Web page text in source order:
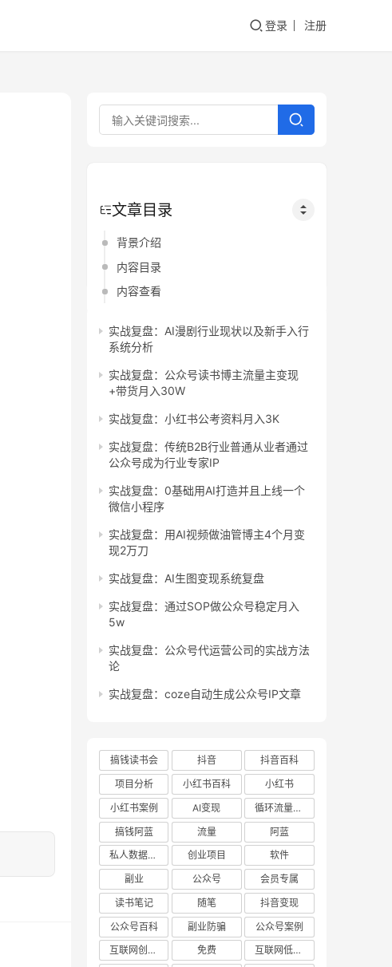
登录 注册
文章目录
背景介绍
内容目录
内容查看
实战复盘：AI漫剧行业现状以及新手入行
系统分析
实战复盘：公众号读书博主流量主变现
+带货月入30W
实战复盘：小红书公考资料月入3K
实战复盘：传统B2B行业普通从业者通过
公众号成为行业专家IP
实战复盘：0基础用AI打造并且上线一个
微信小程序
实战复盘：用AI视频做油管博主4个月变
现2万刀
实战复盘：AI生图变现系统复盘
实战复盘：通过SOP做公众号稳定月入
5w
实战复盘：公众号代运营公司的实战方法
论
实战复盘：coze自动生成公众号IP文章
搞钱读书会 抖音
抖音百科
项目分析
小红书百科
小红书
小红书案例
AI变现
循环流量实验室
搞钱阿蓝
流量
阿蓝
私人数据库项目
创业项目
软件
副业
公众号
会员专属
读书笔记
随笔
抖音变现
公众号百科
副业防骗
公众号案例
互联网创业项目
免费
互联网低成本创业项目